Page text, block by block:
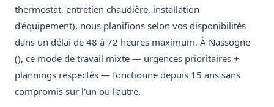
thermostat, entretien chaudière, installation
d'équipement), nous planifions selon vos disponibilités
dans un délai de 48 à 72 heures maximum. À Nassogne
(), ce mode de travail mixte — urgences prioritaires +
plannings respectés — fonctionne depuis 15 ans sans
compromis sur l'un ou l'autre.